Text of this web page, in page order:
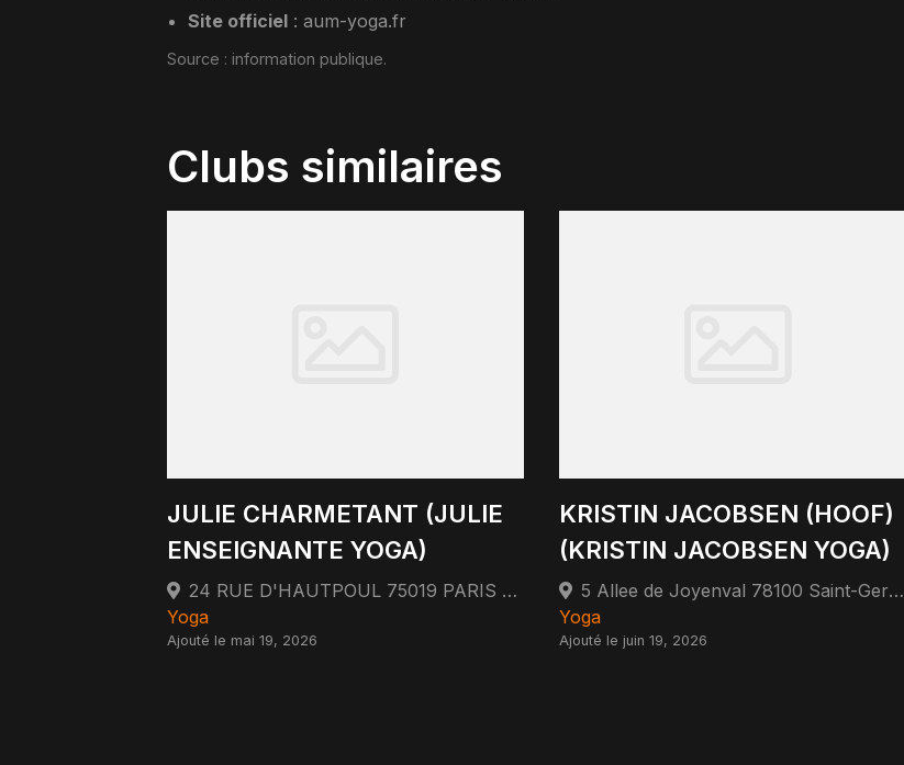
Site officiel :aum-yoga.fr
Source : information publique.
Clubs similaires
JULIE CHARMETANT (JULIE
ENSEIGNANTE YOGA)
24 RUE D'HAUTPOUL 75019 PARIS 75019 Paris
Yoga
Ajouté le mai 19, 2026
KRISTIN JACOBSEN (HOOF)
(KRISTIN JACOBSEN YOGA)
5 Allee de Joyenval 78100 Saint-Germain-en-Laye
Yoga
Ajouté le juin 19, 2026